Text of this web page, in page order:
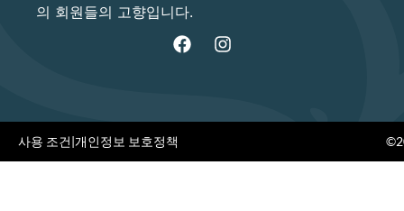
의 회원들의 고향입니다.
사용 조건|개인정보 보호정책